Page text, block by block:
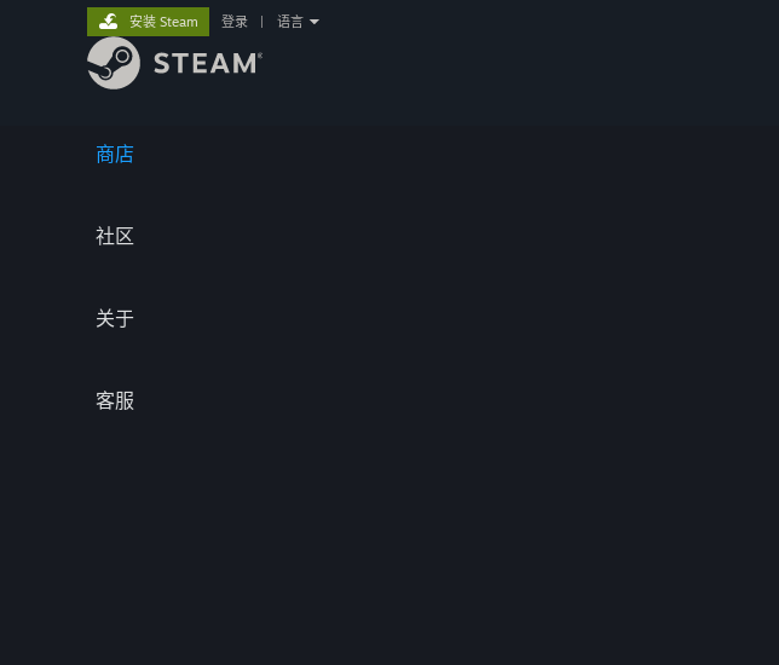
商店
社区
关于
客服
安装 Steam 登录 语言